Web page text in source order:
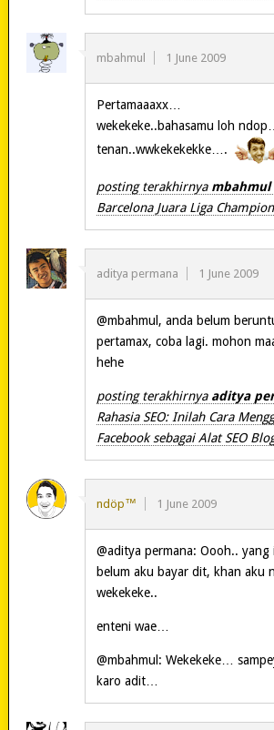
mbahmul 1 June 2009
Pertamaaaxx…
wekekeke..bahasamu loh
tenan..wwkekekekke….
posting terakhirnya mbahmul
Barcelona Juara Liga
aditya permana 1 June 2009
@mbahmul, anda belum
pertamax, coba lagi. mohon
hehe
posting terakhirnya aditya
Rahasia SEO: Inilah Cara
Facebook sebagai Alat SEO
ndöp™ 1 June 2009
@aditya permana: Oooh..
belum aku bayar dit, khan aku
wekekeke..
enteni wae…
@mbahmul: Wekekeke…
karo adit…